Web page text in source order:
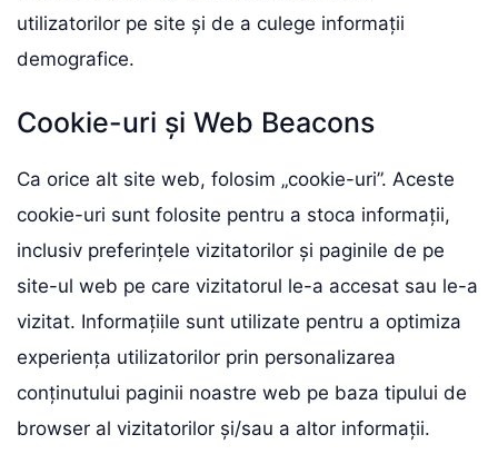
utilizatorilor pe site și de a culege informații
demografice.
Cookie-uri și Web Beacons
Ca orice alt site web, folosim „cookie-uri”. Aceste
cookie-uri sunt folosite pentru a stoca informații,
inclusiv preferințele vizitatorilor și paginile de pe
site-ul web pe care vizitatorul le-a accesat sau le-a
vizitat. Informațiile sunt utilizate pentru a optimiza
experiența utilizatorilor prin personalizarea
conținutului paginii noastre web pe baza tipului de
browser al vizitatorilor și/sau a altor informații.